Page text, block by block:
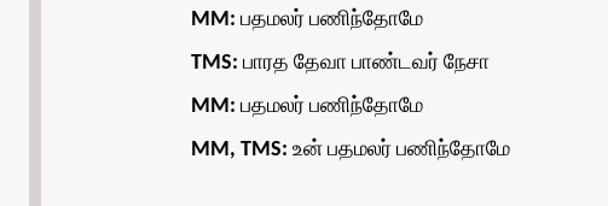
MM: பதமலர் பணிந்தோமே
TMS: பாரத தேவா பாண்டவர் நேசா
MM: பதமலர் பணிந்தோமே
MM, TMS: உன் பதமலர் பணிந்தோமே